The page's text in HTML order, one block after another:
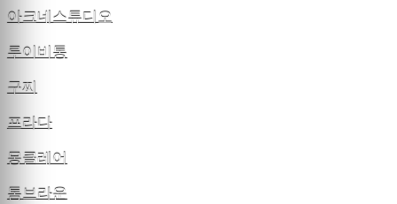
아크네스튜디오
루이비통
구찌
프라다
몽클레어
톰브라운